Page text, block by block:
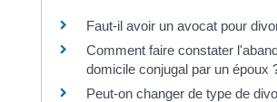
Faut-il avoir un avocat pour
Comment faire constater
domicile conjugal par un époux
Peut-on changer de type de